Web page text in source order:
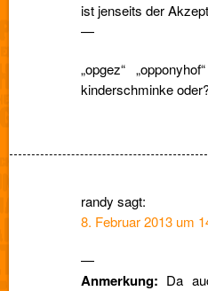
ist jenseits der
—
„opgez“
kinderschminke
randy sagt:
8. Februar 2013 um
—
Anmerkung: Da